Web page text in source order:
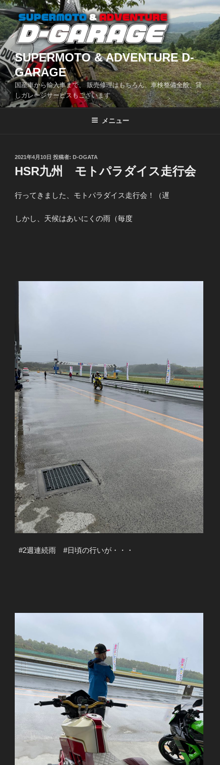
コ
ン
テ
ン
ツ
へ
ス
キ
ッ
SUPERMOTO & ADVENTURE D-
GARAGE
国産車から輸入車まで、 販売修理はもちろん、車検整備全般、貸
しガレージサービスもございます
メニュー
投
稿
日:
2021年4月10日 投稿者: D-OGATA
HSR九州 モトパラダイス走行会
行ってきました、モトパラダイス走行会！（遅
しかし、天候はあいにくの雨（毎度
#2週連続雨 #日頃の行いが・・・